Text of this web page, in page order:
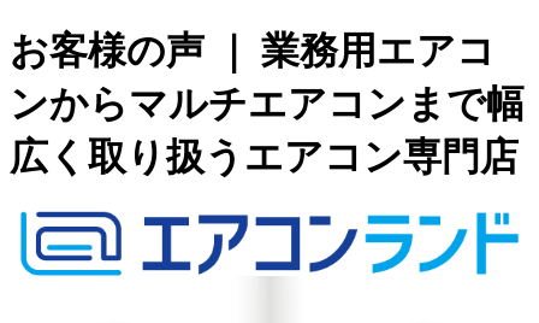
お客様の声 ｜ 業務用エアコ
ンからマルチエアコンまで幅
広く取り扱うエアコン専門店